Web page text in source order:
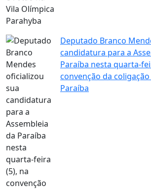
Deputado Branco
candidatura para a
Paraíba nesta quarta-
convenção da coligação
Paraíba